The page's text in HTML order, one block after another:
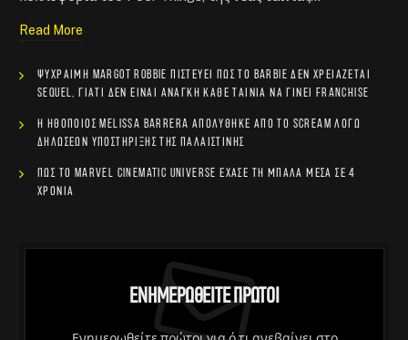
Read More
Ψύχραιμη Margot Robbie πιστεύει πως το Barbie δεν χρειάζεται
sequel, γιατί δεν είναι ανάγκη κάθε ταινία να γίνει franchise
Η ηθοποιός Melissa Barrera απολύθηκε από το Scream λόγω
δηλώσεων υποστήριξης της Παλαιστίνης
Πώς το Marvel Cinematic Universe έχασε τη μπάλα μέσα σε 4
χρόνια
Ενημερωθείτε Πρώτοι